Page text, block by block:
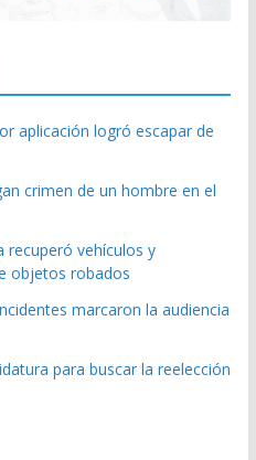
aplicación logró escapar de
crimen de un hombre en el
recuperó vehículos y
objetos robados
marcaron la audiencia
para buscar la reelección